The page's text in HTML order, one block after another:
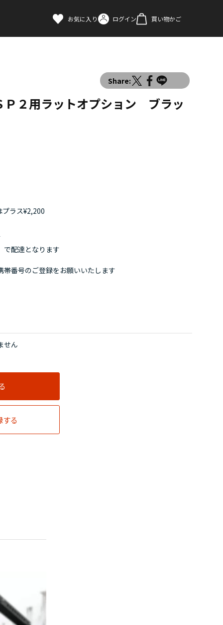
お気に入り ログイン 買い物かご
Share:
Ｐ２用ラットオプション ブラッ
ラス¥2,200
で配達となります
番号のご登録をお願いいたします
せん
する